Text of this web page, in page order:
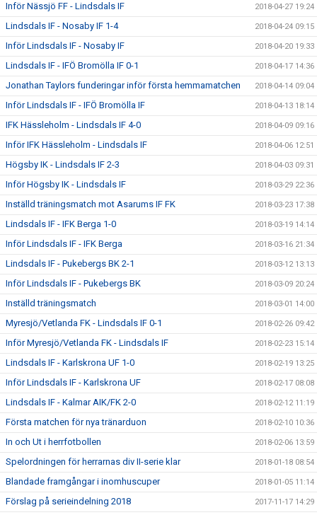
Inför Nässjö FF - Lindsdals IF 2018-04-27 19:24
Lindsdals IF - Nosaby IF 1-4 2018-04-24 09:15
Inför Lindsdals IF - Nosaby IF 2018-04-20 19:33
Lindsdals IF - IFÖ Bromölla IF 0-1 2018-04-17 14:36
Jonathan Taylors funderingar inför första hemmamatchen 2018-04-14 09:04
Inför Lindsdals IF - IFÖ Bromölla IF 2018-04-13 18:14
IFK Hässleholm - Lindsdals IF 4-0 2018-04-09 09:16
Inför IFK Hässleholm - Lindsdals IF 2018-04-06 12:51
Högsby IK - Lindsdals IF 2-3 2018-04-03 09:31
Inför Högsby IK - Lindsdals IF 2018-03-29 22:36
Inställd träningsmatch mot Asarums IF FK 2018-03-23 17:38
Lindsdals IF - IFK Berga 1-0 2018-03-19 14:14
Inför Lindsdals IF - IFK Berga 2018-03-16 21:34
Lindsdals IF - Pukebergs BK 2-1 2018-03-12 13:13
Inför Lindsdals IF - Pukebergs BK 2018-03-09 20:24
Inställd träningsmatch 2018-03-01 14:00
Myresjö/Vetlanda FK - Lindsdals IF 0-1 2018-02-26 09:42
Inför Myresjö/Vetlanda FK - Lindsdals IF 2018-02-23 15:14
Lindsdals IF - Karlskrona UF 1-0 2018-02-19 13:25
Inför Lindsdals IF - Karlskrona UF 2018-02-17 08:08
Lindsdals IF - Kalmar AIK/FK 2-0 2018-02-12 11:19
Första matchen för nya tränarduon 2018-02-10 10:36
In och Ut i herrfotbollen 2018-02-06 13:59
Spelordningen för herrarnas div II-serie klar 2018-01-18 08:54
Blandade framgångar i inomhuscuper 2018-01-05 11:14
Förslag på serieindelning 2018 2017-11-17 14:29